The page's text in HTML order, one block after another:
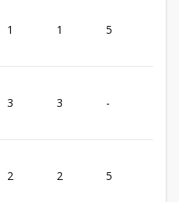
1 1 5
3 3 -
2 2 5